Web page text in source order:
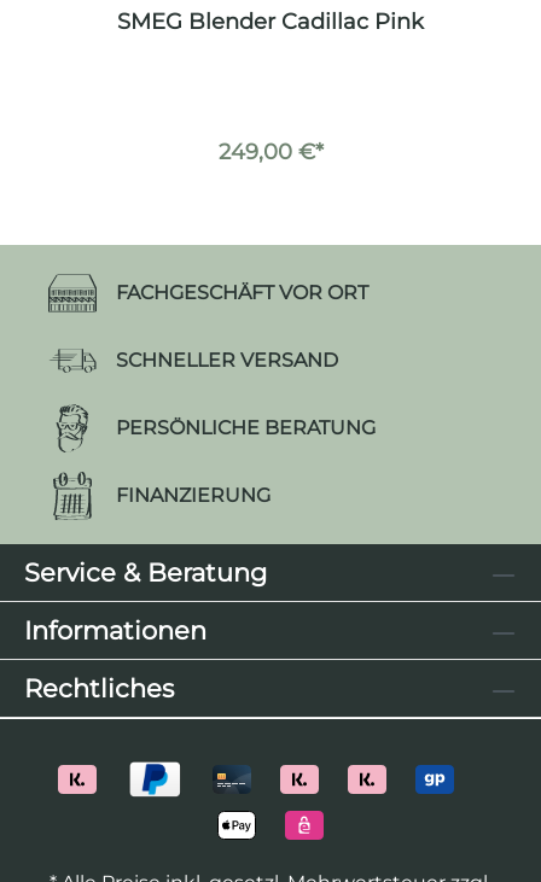
SMEG Blender Cadillac Pink
249,00 €*
FACHGESCHÄFT VOR ORT
SCHNELLER VERSAND
PERSÖNLICHE BERATUNG
FINANZIERUNG
Service & Beratung
Informationen
Rechtliches